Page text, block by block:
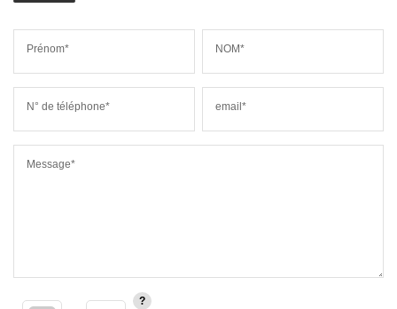
Prénom* NOM*
N° de téléphone* email*
Message*